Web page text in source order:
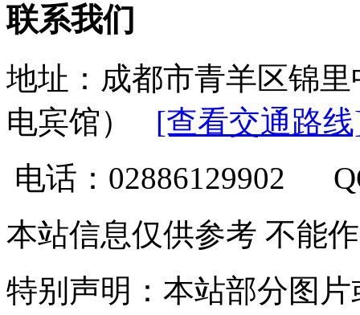
联系我们
地址：成都市青羊区锦
电宾馆） [查看交通路
电话：02886129902
本站信息仅供参考 不能
特别声明：本站部分图